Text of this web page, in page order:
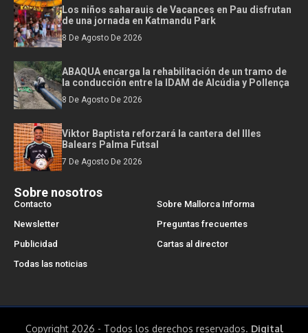
Los niños saharauis de Vacances en Pau disfrutan
de una jornada en Katmandu Park
8 De Agosto De 2026
ABAQUA encarga la rehabilitación de un tramo de
la conducción entre la IDAM de Alcúdia y Pollença
8 De Agosto De 2026
Viktor Baptista reforzará la cantera del Illes
Balears Palma Futsal
7 De Agosto De 2026
Sobre nosotros
Contacto
Sobre Mallorca Informa
Newsletter
Preguntas frecuentes
Publicidad
Cartas al director
Todas las noticias
Copyright 2026 - Todos los derechos reservados. Digital